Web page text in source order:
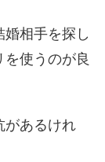
相手を探し
使うのが良
があるけれ